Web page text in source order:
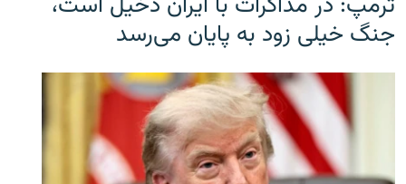
جنگ خیلی زود به پایان می‌رسد